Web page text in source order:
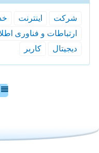
شركت اینترنت
ارتباطات و فناوری
دیجیتال
كاربر